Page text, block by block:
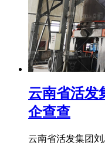
云南省活发
企查查
云南省活发集团